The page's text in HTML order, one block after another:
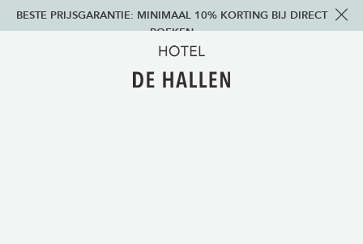
BESTE PRIJSGARANTIE: MINIMAAL 10% KORTING BIJ DIRECT
BOEKEN